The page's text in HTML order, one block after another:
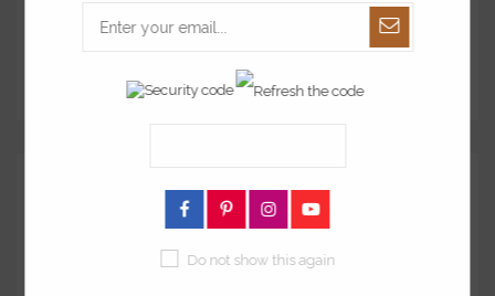
Affiche en plexiglas S'aimer comme jaja
35,00 €
Do not show this again